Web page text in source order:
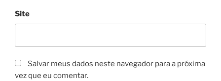
Site
Salvar meus dados neste navegador para a próxima
vez que eu comentar.